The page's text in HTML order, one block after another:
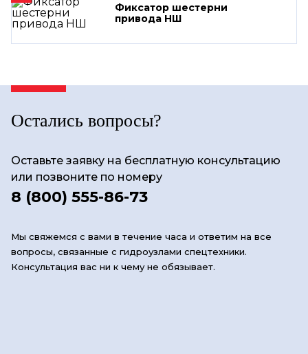
Фиксатор шестерни
привода НШ
Остались вопросы?
Оставьте заявку на бесплатную консультацию
или позвоните по номеру
8 (800) 555-86-73
Мы свяжемся с вами в течение часа и ответим на все
вопросы, связанные с гидроузлами спецтехники.
Консультация вас ни к чему не обязывает.